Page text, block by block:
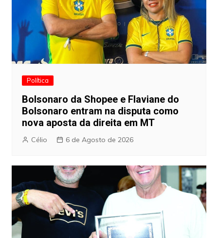
Política
Bolsonaro da Shopee e Flaviane do
Bolsonaro entram na disputa como
nova aposta da direita em MT
Célio 6 de Agosto de 2026